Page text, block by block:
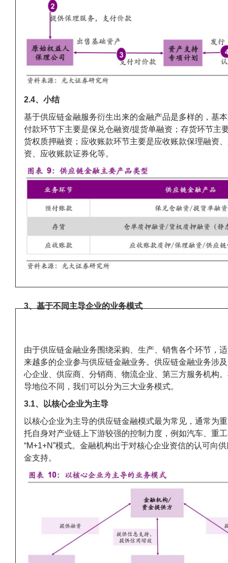
2.4、小结
基于供应链金融服务衍生出来的金融产品是多样的，基
付款环节下主要是保兑仓融资/提货单融资；存货环节主
货权质押融资；应收账款环节主要是应收账款保理融资
资、应收账款证券化等。
3、基于不同主导企业的业务模式
由于供应链金融业务围绕采购、生产、销售各个环节，
来越多的企业参与供应链金融业务。 供应链金融业务涉
心企业、供应商、分销商、物流企业、第三方服务机构。
导地位不同，我们可以分为三大业务模式。
3.1、以核心企业为主导
以核心企业为主导的供应链金融模式最为常见，通常为
托自身对产业链上下游较强的控制力度，例如汽车、重
“M+1+N”模式。金融机构出于对核心企业资信的认可向
金支持。